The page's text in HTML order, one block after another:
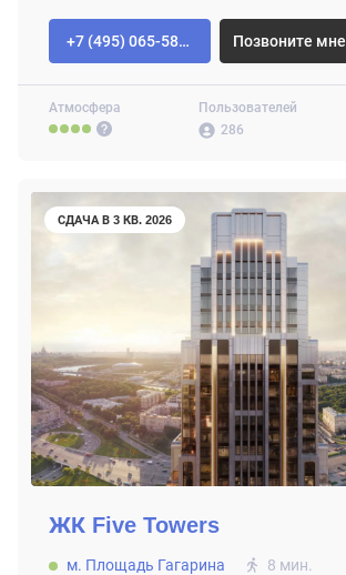
Атмосфера
Пользователей
286
+7 (495) 065-58-92 Позвоните мне
СДАЧА В 3 КВ. 2026
ЖК Five Towers
м. Площадь Гагарина
8 мин.